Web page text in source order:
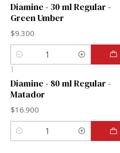
Diamine - 30 ml Regular -
Green Umber
$9.300
Cantidad
|
Diamine - 80 ml Regular -
Matador
$16.900
Cantidad